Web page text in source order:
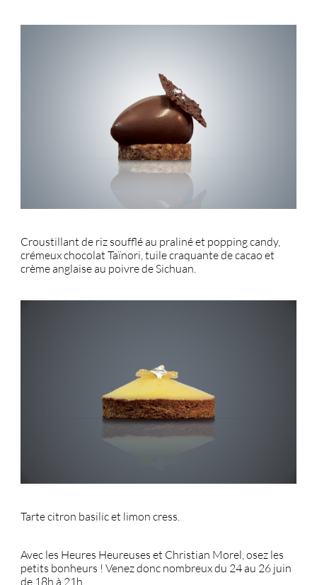
Croustillant de riz soufflé au praliné et popping candy,
crémeux chocolat Taïnori, tuile craquante de cacao et
crème anglaise au poivre de Sichuan.
Tarte citron basilic et limon cress.
Avec les Heures Heureuses et Christian Morel, osez les
petits bonheurs ! Venez donc nombreux du 24 au 26 juin
de 18h à 21h.